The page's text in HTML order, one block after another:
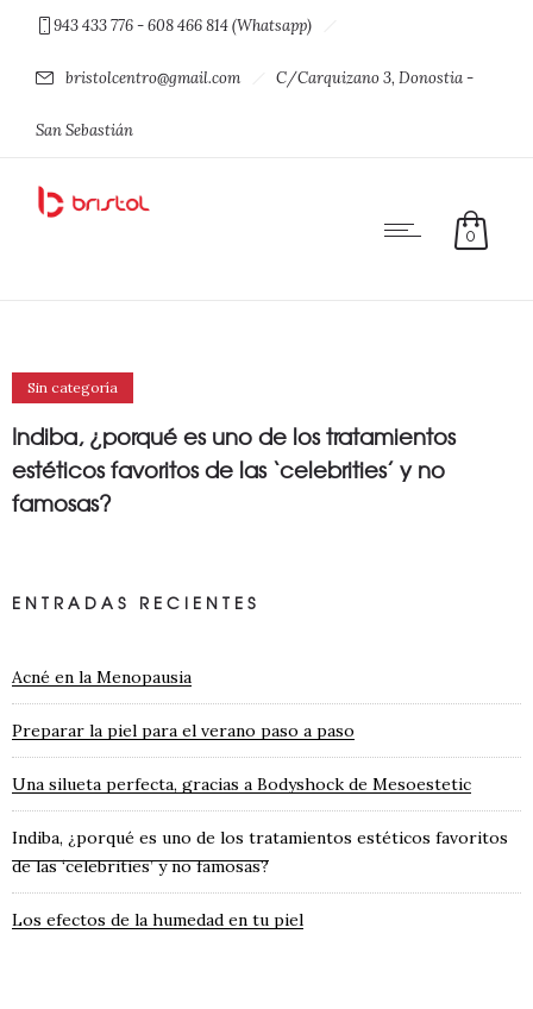
943 433 776 - 608 466 814 (Whatsapp)
bristolcentro@gmail.com C/Carquizano 3, Donostia -
San Sebastián
0
Sin categoría
Indiba, ¿porqué es uno de los tratamientos
estéticos favoritos de las ‘celebrities’ y no
famosas?
ENTRADAS RECIENTES
Acné en la Menopausia
Preparar la piel para el verano paso a paso
Una silueta perfecta, gracias a Bodyshock de Mesoestetic
Indiba, ¿porqué es uno de los tratamientos estéticos favoritos
de las ‘celebrities’ y no famosas?
Los efectos de la humedad en tu piel